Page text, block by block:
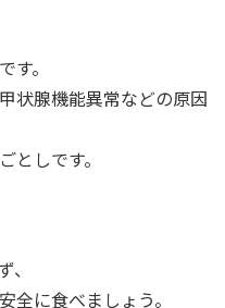
。
状腺機能異常などの原因
としです。
全に食べましょう。